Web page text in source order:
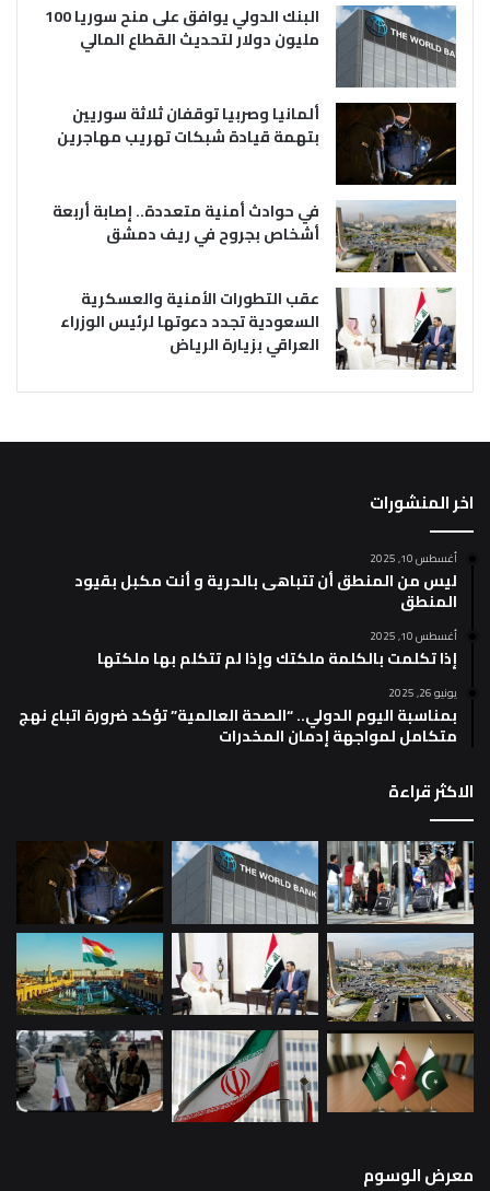
البنك الدولي يوافق على منح سوريا 100
مليون دولار لتحديث القطاع المالي
ألمانيا وصربيا توقفان ثلاثة سوريين
بتهمة قيادة شبكات تهريب مهاجرين
في حوادث أمنية متعددة.. إصابة أربعة
أشخاص بجروح في ريف دمشق
عقب التطورات الأمنية والعسكرية
السعودية تجدد دعوتها لرئيس الوزراء
العراقي بزيارة الرياض
اخر المنشورات
أغسطس 10, 2025
ليس من المنطق أن تتباهى بالحرية و أنت مكبل بقيود
المنطق
أغسطس 10, 2025
إذا تكلمت بالكلمة ملكتك وإذا لم تتكلم بها ملكتها
يونيو 26, 2025
بمناسبة اليوم الدولي.. “الصحة العالمية” تؤكد ضرورة اتباع نهج
متكامل لمواجهة إدمان المخدرات
الاكثر قراءة
معرض الوسوم